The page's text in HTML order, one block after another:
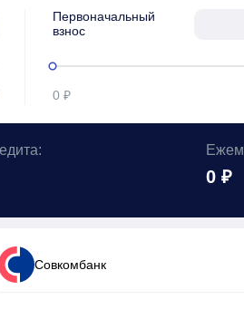
Первоначальный
взнос
0 ₽
0 ₽
Cовкомбанк